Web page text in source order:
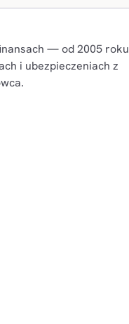
— od 2005 roku
i ubezpieczeniach z